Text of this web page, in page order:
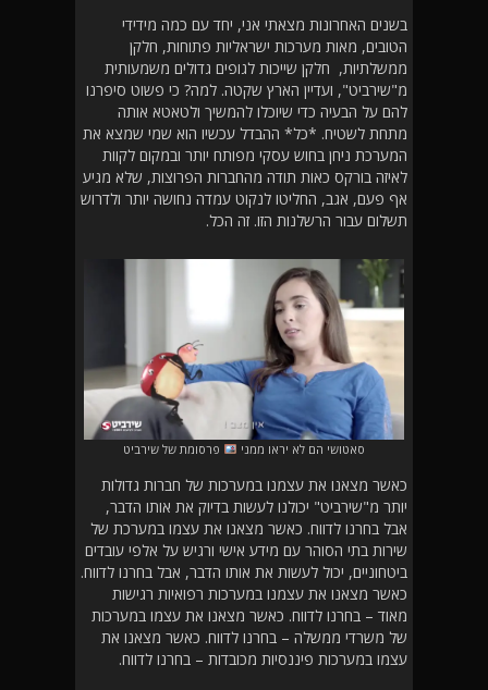
בשנים האחרונות מצאתי אני, יחד עם כמה מידידי
הטובים, מאות מערכות ישראליות פתוחות, חלקן
ממשלתיות, חלקן שייכות לגופים גדולים משמעותית
מ"שירביט", ועדיין הארץ שקטה. למה? כי פשוט סיפרנו
להם על הבעיה כדי שיוכלו להמשיך ולטאטא אותה
מתחת לשטיח. *כל* ההבדל עכשיו הוא שמי שמצא את
המערכת ניחן בחוש עסקי מפותח יותר ובמקום לקוות
לאיזה בורקס כאות תודה מהחברות הפרוצות, שלא מגיע
אף פעם, אגב, החליטו לנקוט עמדה נחושה יותר ולדרוש
תשלום עבור הרשלנות הזו. זה הכל.
סאטושי הם לא יראו ממני פרסומת של שירביט
כאשר מצאנו את עצמנו במערכות של חברות גדולות
יותר מ"שירביט" יכולנו לעשות בדיוק את אותו הדבר,
אבל בחרנו לדווח. כאשר מצאנו את עצמו במערכת של
שירות בתי הסוהר עם מידע אישי ורגיש על אלפי עובדים
ביטחוניים, יכול לעשות את אותו הדבר, אבל בחרנו לדווח.
כאשר מצאנו את עצמנו במערכות רפואיות רגישות
מאוד – בחרנו לדווח. כאשר מצאנו את עצמו במערכות
של משרדי ממשלה – בחרנו לדווח. כאשר מצאנו את
עצמו במערכות פיננסיות מכובדות – בחרנו לדווח.